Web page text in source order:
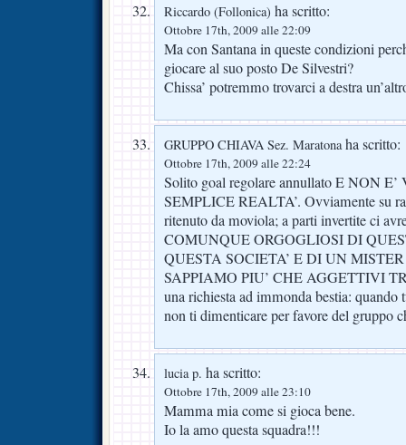
Riccardo (Follonica) ha scritto:
Ottobre 17th, 2009 alle 22:09
Ma con Santana in queste condizioni
giocare al suo posto De Silvestri?
Chissa’ potremmo trovarci a destra
GRUPPO CHIAVA Sez. Maratonaha scritto:
Ottobre 17th, 2009 alle 22:24
Solito goal regolare annullato E NON
SEMPLICE REALTA’. Ovviamente su
ritenuto da moviola; a parti invertite ci
COMUNQUE ORGOGLIOSI DI
QUESTA SOCIETA’ E DI UN
SAPPIAMO PIU’ CHE AGGETTIVI
una richiesta ad immonda bestia: quando
non ti dimenticare per favore del gruppo
lucia p. ha scritto:
Ottobre 17th, 2009 alle 23:10
Mamma mia come si gioca bene.
Io la amo questa squadra!!!